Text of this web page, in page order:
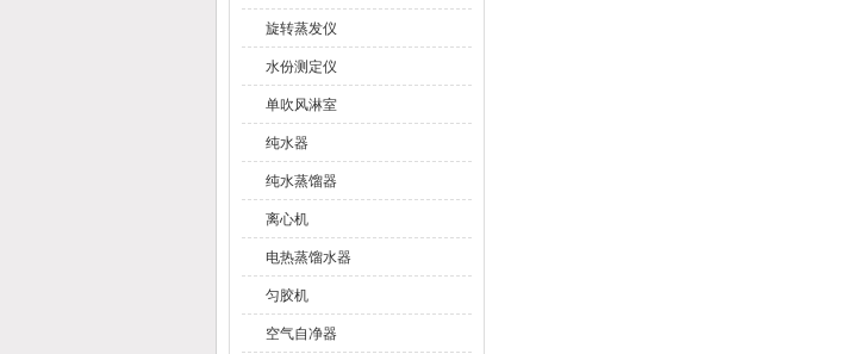
旋转蒸发仪
水份测定仪
单吹风淋室
纯水器
纯水蒸馏器
离心机
电热蒸馏水器
匀胶机
空气自净器